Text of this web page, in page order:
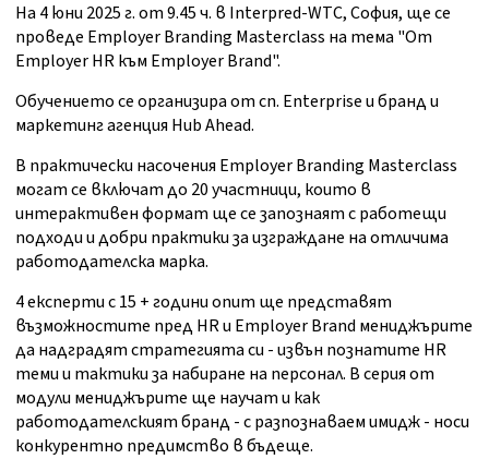
На 4 юни 2025 г. от 9.45 ч. в Interpred-WTC, София, ще се
проведе Employer Branding Masterclass на тема "От
Employer HR към Employer Brand".
Обучението се организира от сп. Enterprise и бранд и
маркетинг агенция Hub Ahead.
В практически насочения Employer Branding Masterclass
могат се включат до 20 участници, които в
интерактивен формат ще се запознаят с работещи
подходи и добри практики за изграждане на отличима
работодателска марка.
4 експерти с 15 + години опит ще представят
възможностите пред HR и Employer Brand мениджърите
да надградят стратегията си - извън познатите HR
теми и тактики за набиране на персонал. В серия от
модули мениджърите ще научат и как
работодателският бранд - с разпознаваем имидж - носи
конкурентно предимство в бъдеще.